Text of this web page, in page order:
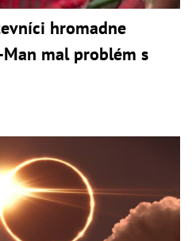
hromadne
mal problém s